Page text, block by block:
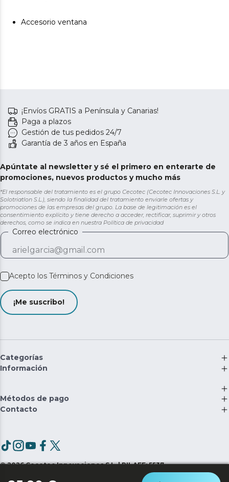
Accesorio ventana
¡Envíos GRATIS a Península y Canarias!
Paga a plazos
Gestión de tus pedidos 24/7
Garantía de 3 años en España
Apúntate al newsletter y sé el primero en enterarte de
promociones, nuevos productos y mucho más
*El responsable del tratamiento es el grupo Cecotec (Cecotec Innovaciones S.L. y
Solotriatlon S.L.), siendo la finalidad del tratamiento enviarle ofertas y
promociones de las empresas del grupo. La base de legitimación es el
consentimiento explícito y tiene derecho a acceder, rectificar, suprimir y otros
derechos, como se indica en nuestra Política de privacidad
Correo electrónico
Acepto los Términos y Condiciones
¡Me suscribo!
Categorías
Información
Métodos de pago
Contacto
©2026 Cecotec Innovaciones S.L. | RII-AEE: 5537